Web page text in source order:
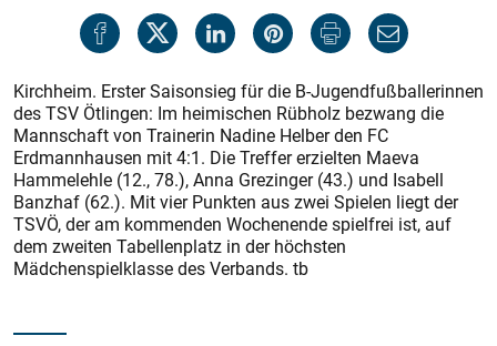
Kirchheim. Erster Saisonsieg für die B-Jugendfußballerinnen
des TSV Ötlingen: Im heimischen Rübholz bezwang die
Mannschaft von Trainerin Nadine Helber den FC
Erdmannhausen mit 4:1. Die Treffer erzielten Maeva
Hammelehle (12., 78.), Anna Grezinger (43.) und Isabell
Banzhaf (62.). Mit vier Punkten aus zwei Spielen liegt der
TSVÖ, der am kommenden Wochenende spielfrei ist, auf
dem zweiten Tabellenplatz in der höchsten
Mädchenspielklasse des Verbands. tb